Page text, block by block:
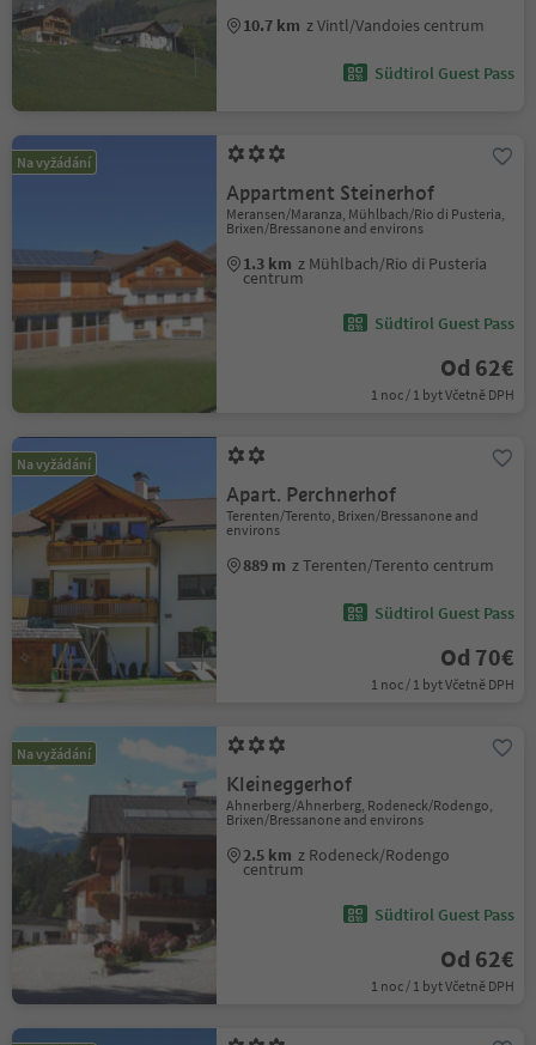
10.7 km z Vintl/Vandoies centrum
Südtirol Guest Pass
Na vyžádání
Appartment Steinerhof
Meransen/Maranza, Mühlbach/Rio di Pusteria,
Brixen/Bressanone and environs
1.3 km z Mühlbach/Rio di Pusteria
centrum
Südtirol Guest Pass
Od 62€
1 noc / 1 byt Včetně DPH
Na vyžádání
Apart. Perchnerhof
Terenten/Terento, Brixen/Bressanone and
environs
889 m z Terenten/Terento centrum
Südtirol Guest Pass
Od 70€
1 noc / 1 byt Včetně DPH
Na vyžádání
Kleineggerhof
Ahnerberg/Ahnerberg, Rodeneck/Rodengo,
Brixen/Bressanone and environs
2.5 km z Rodeneck/Rodengo
centrum
Südtirol Guest Pass
Od 62€
1 noc / 1 byt Včetně DPH